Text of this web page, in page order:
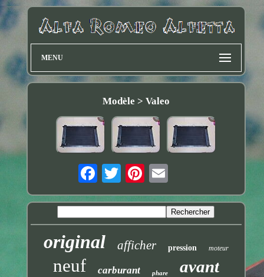
MENU
Modèle > Valeo
original afficher pression moteur
neuf carburant phare avant